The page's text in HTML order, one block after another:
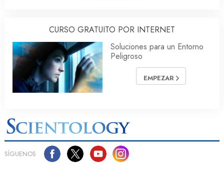
CURSO GRATUITO POR INTERNET
Soluciones para un Entorno
Peligroso
EMPEZAR
SÍGUENOS